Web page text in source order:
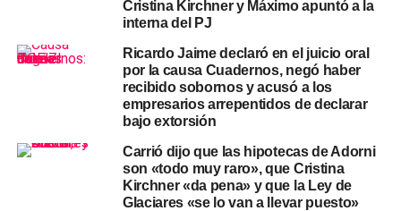
relevante de la acusación.
Este jueves, el relato fue radicalmente distinto. Silva
sostuvo que Muñoz se desplazaba únicamente con un
portafolio y, en ocasiones, con un pequeño bolso de
mano. Aclaró además que él no era encargado personal
de losKirchner
sino del edificio completo, que nunca tuvo
llave del departamento del quinto piso, y que el
exsecretario sí tenía acceso por ambas entradas del
Cristina Kirchner y Máximo apuntó a la
interna del PJ
Ricardo Jaime declaró en el juicio oral
por la causa Cuadernos, negó haber
recibido sobornos y acusó a los
empresarios arrepentidos de declarar
bajo extorsión
Carrió dijo que las hipotecas de Adorni
son «todo muy raro», que Cristina
Kirchner «da pena» y que la Ley de
Glaciares «se lo van a llevar puesto»